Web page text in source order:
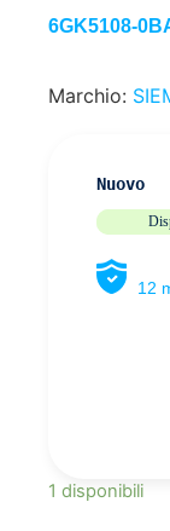
6GK5108-
Marchio:
Nuovo
12
1 disponibili